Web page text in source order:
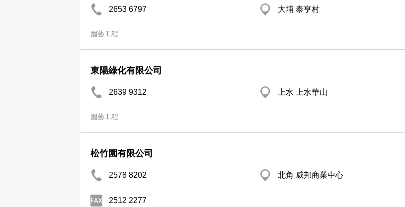
2653 6797 大埔 泰亨村
園藝工程
東陽綠化有限公司
2639 9312 上水 上水華山
園藝工程
松竹園有限公司
2578 8202 北角 威邦商業中心
2512 2277